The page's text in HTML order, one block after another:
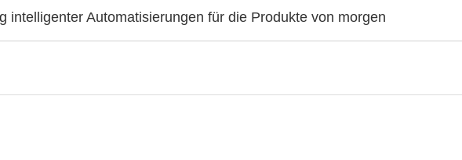
intelligenter Automatisierungen für die Produkte von morgen